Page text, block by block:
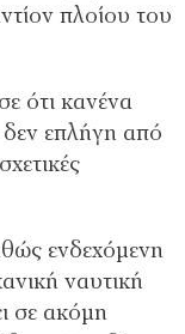
πλοίου του
ότι κανένα
επλήγη από
ενδεχόμενη
ναυτική
σε ακόμη